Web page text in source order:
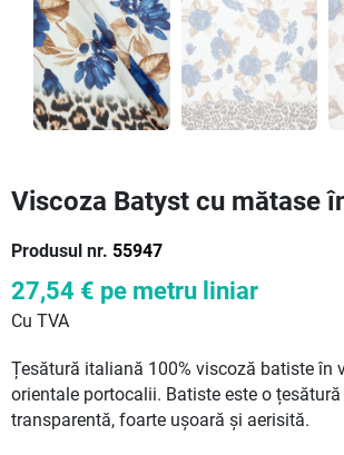
Viscoza Batyst cu mătase
Produsul nr. 55947
27,54 € pe metru liniar
Cu TVA
Țesătură italiană 100% viscoză batiste în
orientale portocalii. Batiste este o
transparentă, foarte ușoară și aerisită.